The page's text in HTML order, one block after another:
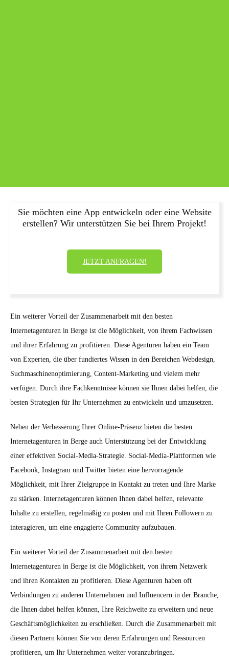
Sie möchten eine App entwickeln oder eine Website
erstellen? Wir unterstützen Sie bei Ihrem Projekt!
JETZT ANFRAGEN!
Ein weiterer Vorteil der Zusammenarbeit mit den besten
Internetagenturen in Berge ist die Möglichkeit, von ihrem Fachwissen
und ihrer Erfahrung zu profitieren. Diese Agenturen haben ein Team
von Experten, die über fundiertes Wissen in den Bereichen Webdesign,
Suchmaschinenoptimierung, Content-Marketing und vielem mehr
verfügen. Durch ihre Fachkenntnisse können sie Ihnen dabei helfen, die
besten Strategien für Ihr Unternehmen zu entwickeln und umzusetzen.
Neben der Verbesserung Ihrer Online-Präsenz bieten die besten
Internetagenturen in Berge auch Unterstützung bei der Entwicklung
einer effektiven Social-Media-Strategie. Social-Media-Plattformen wie
Facebook, Instagram und Twitter bieten eine hervorragende
Möglichkeit, mit Ihrer Zielgruppe in Kontakt zu treten und Ihre Marke
zu stärken. Internetagenturen können Ihnen dabei helfen, relevante
Inhalte zu erstellen, regelmäßig zu posten und mit Ihren Followern zu
interagieren, um eine engagierte Community aufzubauen.
Ein weiterer Vorteil der Zusammenarbeit mit den besten
Internetagenturen in Berge ist die Möglichkeit, von ihrem Netzwerk
und ihren Kontakten zu profitieren. Diese Agenturen haben oft
Verbindungen zu anderen Unternehmen und Influencern in der Branche,
die Ihnen dabei helfen können, Ihre Reichweite zu erweitern und neue
Geschäftsmöglichkeiten zu erschließen. Durch die Zusammenarbeit mit
diesen Partnern können Sie von deren Erfahrungen und Ressourcen
profitieren, um Ihr Unternehmen weiter voranzubringen.